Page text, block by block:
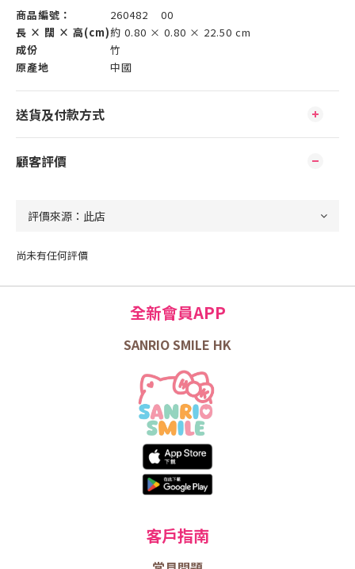
商品編號：
260482 00
長 × 闊 × 高(cm)約 0.80 × 0.80 × 22.50 cm
成份
竹
原產地
中國
送貨及付款方式
顧客評價
尚未有任何評價
全新會員APP
SANRIO SMILE HK
客戶指南